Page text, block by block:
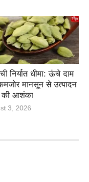
निर्यात धीमा: ऊंचे दाम
मानसून से उत्पादन
आशंका
3, 2026